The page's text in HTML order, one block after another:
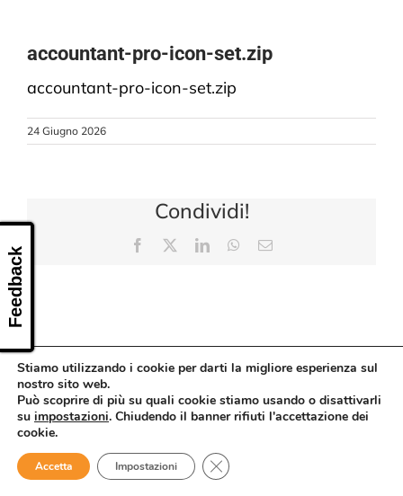
LAVORA CON NOI
accountant-pro-icon-set.zip
accountant-pro-icon-set.zip
24 Giugno 2026
Condividi!
Facebook LinkedInWhatsApp
Email
Stiamo utilizzando i cookie per darti la migliore esperienza sul
nostro sito web.
Può scoprire di più su quali cookie stiamo usando o disattivarli
su impostazioni. Chiudendo il banner rifiuti l'accettazione dei
cookie.
Accetta Impostazioni Close GDPR Cookie Banner
Feedback